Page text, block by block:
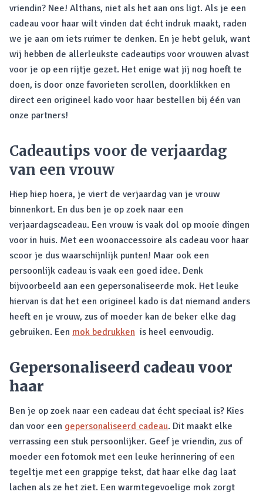
vriendin? Nee! Althans, niet als het aan ons ligt. Als je een
cadeau voor haar wilt vinden dat écht indruk maakt, raden
we je aan om iets ruimer te denken. En je hebt geluk, want
wij hebben de allerleukste cadeautips voor vrouwen alvast
voor je op een rijtje gezet. Het enige wat jij nog hoeft te
doen, is door onze favorieten scrollen, doorklikken en
direct een origineel kado voor haar bestellen bij één van
onze partners!
Cadeautips voor de verjaardag
van een vrouw
Hiep hiep hoera, je viert de verjaardag van je vrouw
binnenkort. En dus ben je op zoek naar een
verjaardagscadeau. Een vrouw is vaak dol op mooie dingen
voor in huis. Met een woonaccessoire als cadeau voor haar
scoor je dus waarschijnlijk punten! Maar ook een
persoonlijk cadeau is vaak een goed idee. Denk
bijvoorbeeld aan een gepersonaliseerde mok. Het leuke
hiervan is dat het een origineel kado is dat niemand anders
heeft en je vrouw, zus of moeder kan de beker elke dag
gebruiken. Een mok bedrukken is heel eenvoudig.
Gepersonaliseerd cadeau voor
haar
Ben je op zoek naar een cadeau dat écht speciaal is? Kies
dan voor een gepersonaliseerd cadeau. Dit maakt elke
verrassing een stuk persoonlijker. Geef je vriendin, zus of
moeder een fotomok met een leuke herinnering of een
tegeltje met een grappige tekst, dat haar elke dag laat
lachen als ze het ziet. Een warmtegevoelige mok zorgt